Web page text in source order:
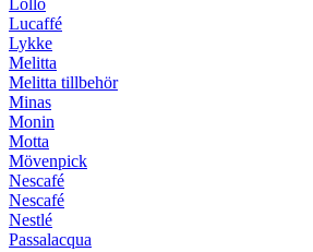
Lollo
Lucaffé
Lykke
Melitta
Melitta tillbehör
Minas
Monin
Motta
Mövenpick
Nescafé
Nescafé
Nestlé
Passalacqua